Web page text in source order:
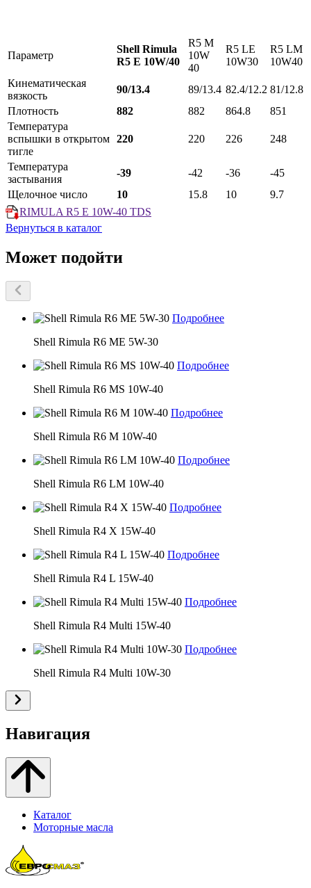
Параметр
Shell Rimula
R5 E 10W/40
R5 M
10W
40
R5 LE
10W30
R5 LM
10W40
Кинематическая
вязкость
90/13.4 89/13.4 82.4/12.2 81/12.8
Плотность
882 882 864.8
851
Температура
вспышки в открытом
тигле
220 220 226 248
Температура
застывания
-39 -42 -36
-45
Щелочное число
10 15.8 10
9.7
RIMULA R5 E 10W-40 TDS
Вернуться в каталог
Может подойти
Подробнее
Shell Rimula R6 ME 5W-30
Подробнее
Shell Rimula R6 MS 10W-40
Подробнее
Shell Rimula R6 M 10W-40
Подробнее
Shell Rimula R6 LM 10W-40
Подробнее
Shell Rimula R4 X 15W-40
Подробнее
Shell Rimula R4 L 15W-40
Подробнее
Shell Rimula R4 Multi 15W-40
Подробнее
Shell Rimula R4 Multi 10W-30
Навигация
Каталог
Моторные масла